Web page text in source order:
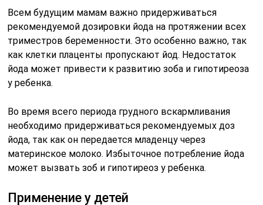
Всем будущим мамам важно придерживаться
рекомендуемой дозировки йода на протяжении всех
триместров беременности. Это особенно важно, так
как клетки плаценты пропускают йод. Недостаток
йода может привести к развитию зоба и гипотиреоза
у ребенка.
Во время всего периода грудного вскармливания
необходимо придерживаться рекомендуемых доз
йода, так как он передается младенцу через
материнское молоко. Избыточное потребление йода
может вызвать зоб и гипотиреоз у ребенка.
Применение у детей